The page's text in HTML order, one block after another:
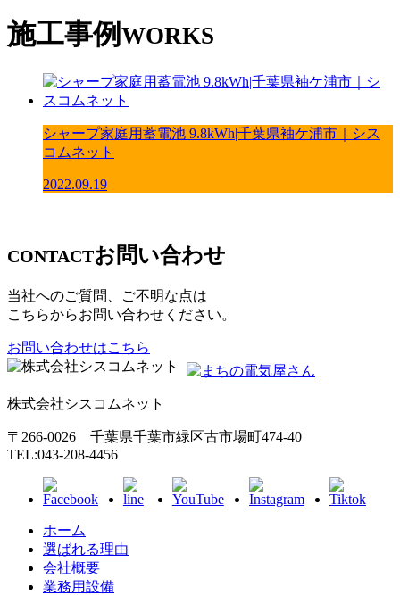
施工事例 WORKS
シャープ家庭用蓄電池 9.8kWh|千葉県袖ケ浦市｜シス
コムネット
2022.09.19
CONTACTお問い合わせ
当社へのご質問、ご不明な点は
こちらからお問い合わせください。
お問い合わせはこちら
株式会社シスコムネット
〒266-0026 千葉県千葉市緑区古市場町474-40
TEL:043-208-4456
ホーム
選ばれる理由
会社概要
業務用設備